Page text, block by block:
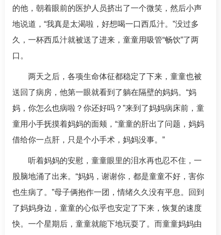
的他，朝着眼前的医护人员挤出了一个微笑，然后小声
地说道，“我真是太渴啦，好想喝一口西瓜汁。”没过多
久，一杯西瓜汁就被送了进来，童童用吸管“畅饮”了两
口。
两天之后，各项生命体征都稳定了下来，童童也被
送回了病房，他第一眼就看到了躺在隔壁的妈妈。“妈
妈，你怎么也病啦？你还好吗？”来到了妈妈病床前，童
童用小手抚摸着妈妈的面颊，“童童的肝出了问题，妈妈
借给你一点肝，只是个小手术，妈妈没事。”
听着妈妈的安慰，童童眼里的泪水再也忍不住，一
股脑地涌了出来。“妈妈，谢谢你，都是童童不好，害你
也生病了。”母子俩抱作一团，情绪久久没有平息。回到
了妈妈身边，童童的心似乎也安定了下来，恢复的速度
快。一个星期后，童童就能下地玩耍了。而童童妈妈由